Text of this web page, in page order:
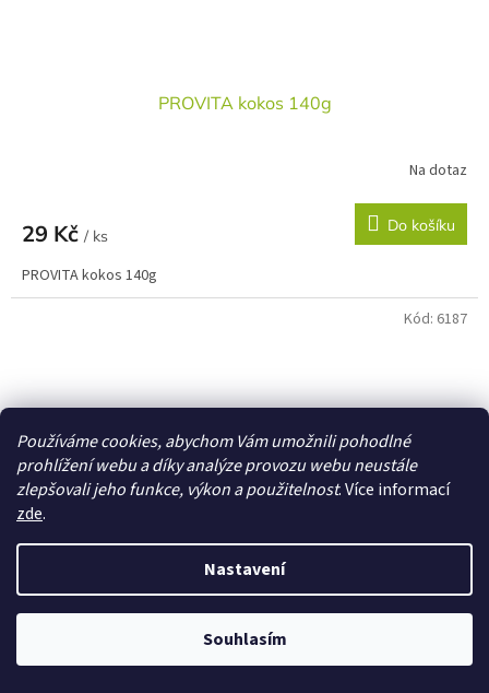
Používáme cookies, abychom Vám umožnili pohodlné
prohlížení webu a díky analýze provozu webu neustále
zlepšovali jeho funkce, výkon a použitelnost. Více informací
zde.
Nastavení
Souhlasím
PROVITA kokos 140g
Na dotaz
29 Kč / ks
Do košíku
PROVITA kokos 140g
PROVITA kokos ananas 140g
Kód: 6187